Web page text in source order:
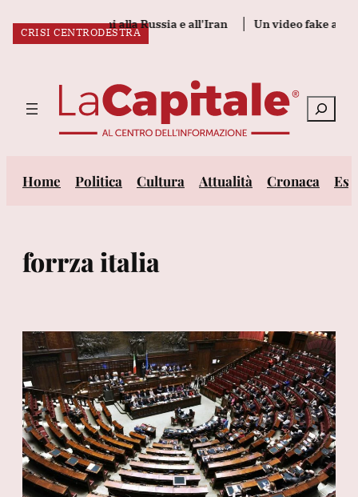
ULTIM’ORA:
nuove sanzioni alla Russia e all'Iran Un video fake
Cerca
Home Politica Cultura Attualità Cronaca
forrza italia
CRISI CENTRODESTRA